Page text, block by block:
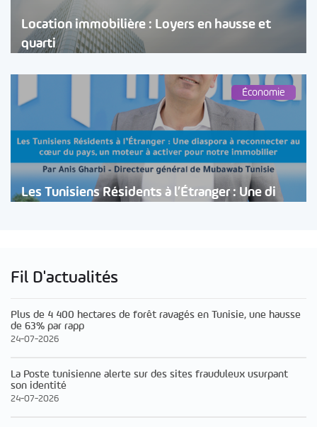
Location immobilière : Loyers en hausse et
quarti
Économie
Les Tunisiens Résidents à l’Étranger : Une di
Fil D'actualités
Plus de 4 400 hectares de forêt ravagés en Tunisie, une hausse
de 63% par rapp
24-07-2026
La Poste tunisienne alerte sur des sites frauduleux usurpant
son identité
24-07-2026